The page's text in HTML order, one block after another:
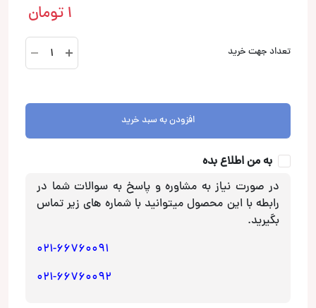
1 تومان
تعداد جهت خرید
ES
F25
افزودن به سبد خرید
به من اطلاع بده
در صورت نیاز به مشاوره و پاسخ به سوالات شما در
رابطه با این محصول میتوانید با شماره های زیر تماس
بگیرید.
021-66760091
021-66760092